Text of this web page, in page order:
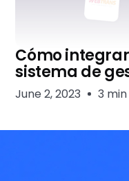
Cómo integrar
sistema de
June 2, 2023 3 min